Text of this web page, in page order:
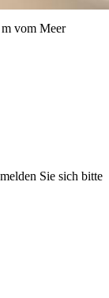
vom Meer
Sie sich bitte